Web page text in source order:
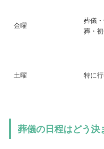
金曜
葬儀
葬・
土曜 特に
葬儀の日程はどう